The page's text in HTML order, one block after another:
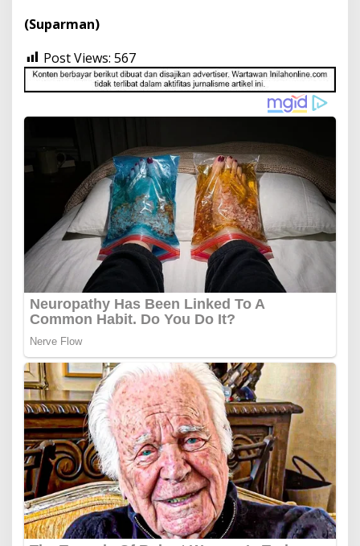
(Suparman)
Post Views: 567